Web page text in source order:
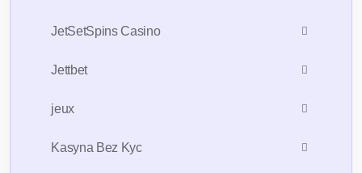
JetSetSpins Casino
Jettbet
jeux
Kasyna Bez Kyc